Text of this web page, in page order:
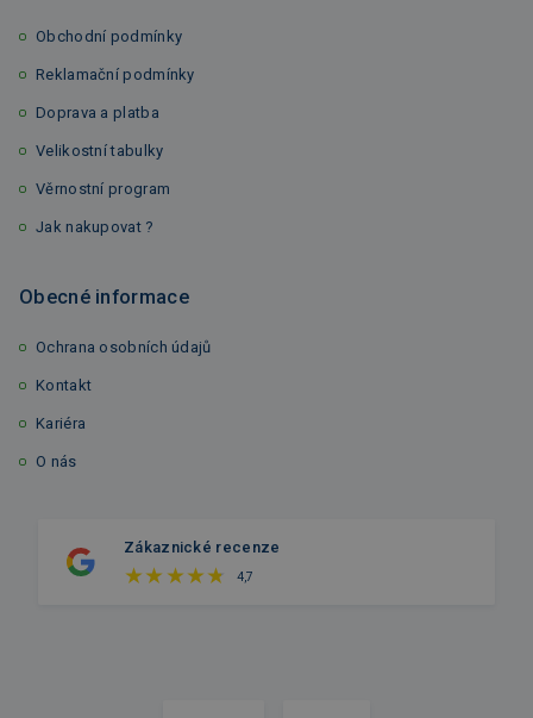
Obchodní podmínky
Reklamační podmínky
Doprava a platba
Velikostní tabulky
Věrnostní program
Jak nakupovat ?
Obecné informace
Ochrana osobních údajů
Kontakt
Kariéra
O nás
Zákaznické recenze
4,7